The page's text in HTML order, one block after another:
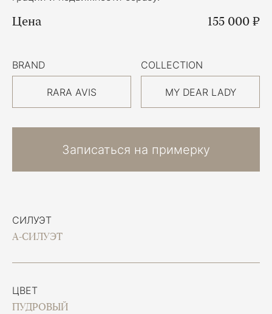
СИЛУЭТ
А-СИЛУЭТ
ЦВЕТ
ПУДРОВЫЙ
Цена 155 000 ₽
BRAND
RARA AVIS
COLLECTION
MY DEAR LADY
Записаться на примерку